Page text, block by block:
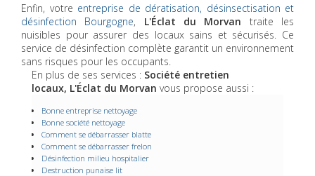
Enfin, votre entreprise de dératisation, désinsectisation et
désinfection Bourgogne, L'Éclat du Morvan traite les
nuisibles pour assurer des locaux sains et sécurisés. Ce
service de désinfection complète garantit un environnement
sans risques pour les occupants.
En plus de ses services : Société entretien
locaux, L'Éclat du Morvan vous propose aussi :
Bonne entreprise nettoyage
Bonne société nettoyage
Comment se débarrasser blatte
Comment se débarrasser frelon
Désinfection milieu hospitalier
Destruction punaise lit